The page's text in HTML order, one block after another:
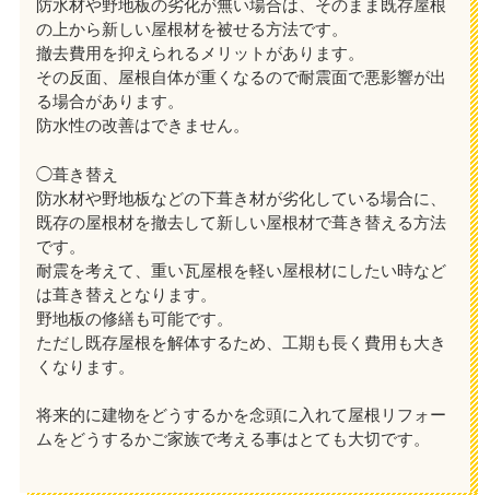
防水材や野地板の劣化が無い場合は、そのまま既存屋根
の上から新しい屋根材を被せる方法です。
撤去費用を抑えられるメリットがあります。
その反面、屋根自体が重くなるので耐震面で悪影響が出
る場合があります。
防水性の改善はできません。
◯葺き替え
防水材や野地板などの下葺き材が劣化している場合に、
既存の屋根材を撤去して新しい屋根材で葺き替える方法
です。
耐震を考えて、重い瓦屋根を軽い屋根材にしたい時など
は葺き替えとなります。
野地板の修繕も可能です。
ただし既存屋根を解体するため、工期も長く費用も大き
くなります。
将来的に建物をどうするかを念頭に入れて屋根リフォー
ムをどうするかご家族で考える事はとても大切です。